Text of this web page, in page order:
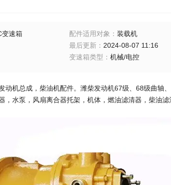
变速箱 配件适用对象 ： 装载机
最后更新： 2024-08-07 11:16
变速箱类型 ： 机械/电控
动机总成，柴油机配件。潍柴发动机67级、68级曲轴
，水泵，风扇离合器托架，机体，燃油滤清器，柴油